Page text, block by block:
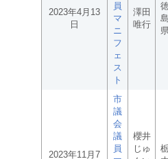
2023年4月13
日
員
マ
ニ
フ
ェ
ス
ト
澤田
唯行
島
2023年11月7
市
議
会
議
員
櫻井
じゅ